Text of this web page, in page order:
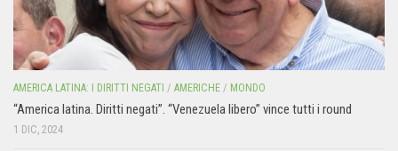
AMERICA LATINA: I DIRITTI NEGATI / AMERICHE / MONDO
“America latina. Diritti negati”. “Venezuela libero” vince tutti i round
1 DIC, 2024